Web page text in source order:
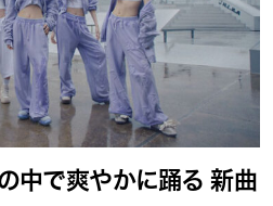
中で爽やかに踊る 新曲